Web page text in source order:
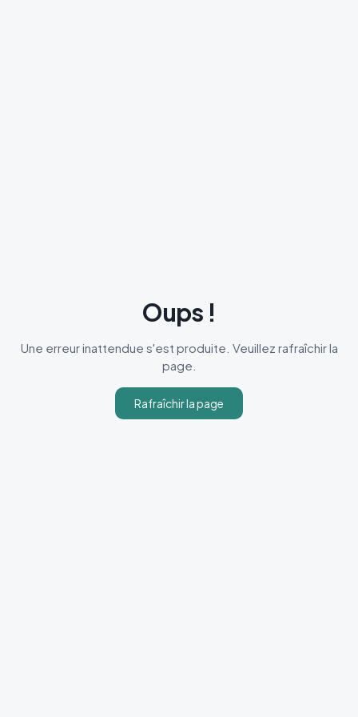
Oups !
Une erreur inattendue s'est produite. Veuillez rafraîchir la
page.
Rafraîchir la page